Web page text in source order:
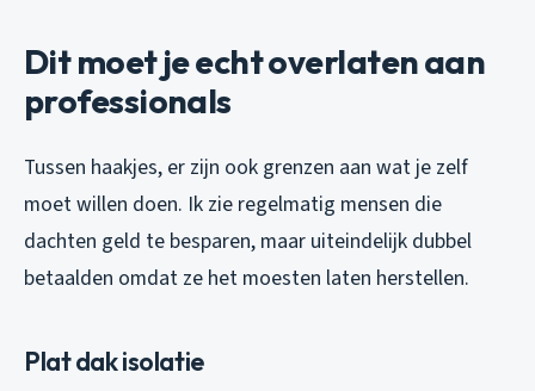
Dit moet je echt overlaten aan
professionals
Tussen haakjes, er zijn ook grenzen aan wat je zelf
moet willen doen. Ik zie regelmatig mensen die
dachten geld te besparen, maar uiteindelijk dubbel
betaalden omdat ze het moesten laten herstellen.
Plat dak isolatie